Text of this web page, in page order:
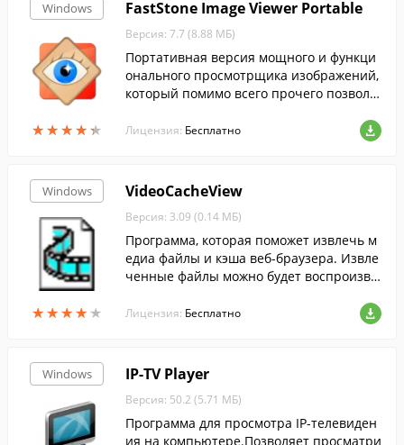
Windows
★★★★★
★★★★★
FastStone Image Viewer Portable
Версия: 7.7 (8.88 МБ)
Портативная версия мощного и функци
онального просмотрщика изображений,
который помимо всего прочего позволя
тинки....
Лицензия: Бесплатно
Windows
★★★★★
★★★★★
VideoCacheView
Версия: 3.09 (0.14 МБ)
Программа, которая поможет извлечь м
едиа файлы и кэша веб-браузера. Извле
ченные файлы можно будет воспроизво
без подключения к Интернету. Програм
ма может извлекать из кэша аудио, виде
Лицензия: Бесплатно
Windows IP-TV Player
Версия: 50.2 (5.71 МБ)
Программа для просмотра IP-телевиден
ия на компьютере.Позволяет просматри